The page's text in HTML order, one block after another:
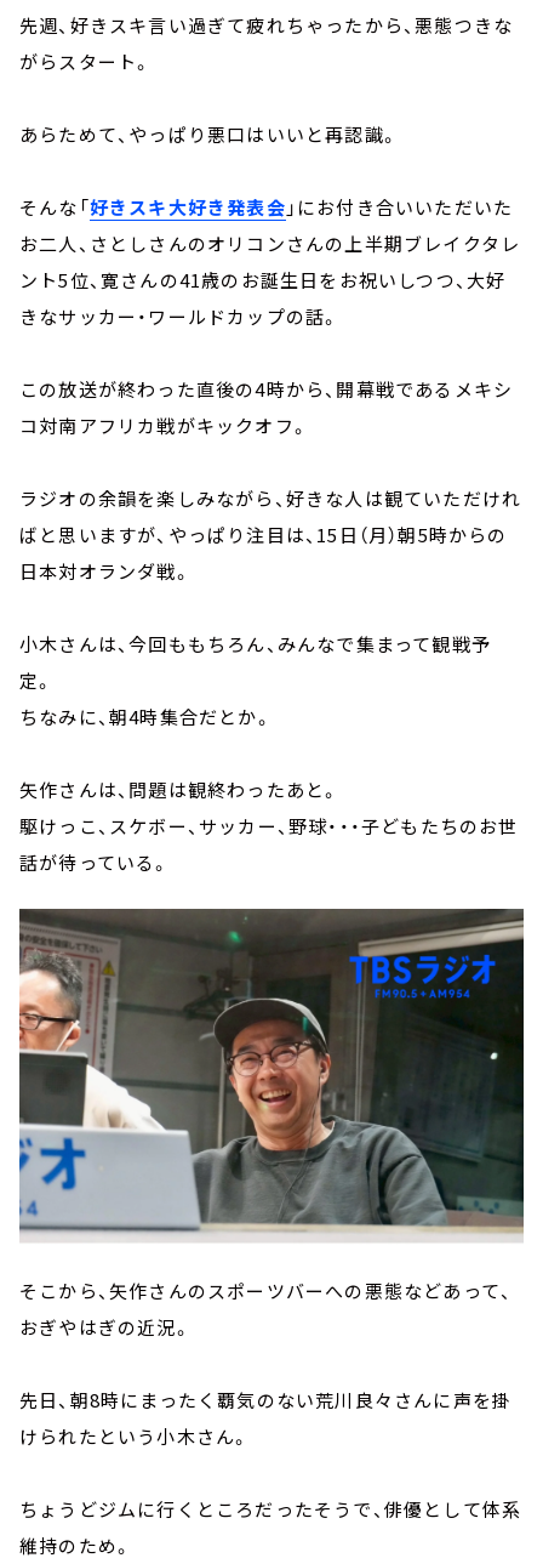
先週、好きスキ言い過ぎて疲れちゃったから、悪態つきな
がらスタート。
あらためて、やっぱり悪口はいいと再認識。
そんな「好きスキ大好き発表会 」にお付き合いいただいた
お二人、さとしさんのオリコンさんの上半期ブレイクタレ
ント5位、寛さんの41歳のお誕生日をお祝いしつつ、大好
きなサッカー・ワールドカップの話。
この放送が終わった直後の4時から、開幕戦であるメキシ
コ対南アフリカ戦がキックオフ。
ラジオの余韻を楽しみながら、好きな人は観ていただけれ
ばと思いますが、やっぱり注目は、15日（月）朝5時からの
日本対オランダ戦。
小木さんは、今回ももちろん、みんなで集まって観戦予
定。
ちなみに、朝4時集合だとか。
矢作さんは、問題は観終わったあと。
駆けっこ、スケボー、サッカー、野球・・・子どもたちのお世
話が待っている。
そこから、矢作さんのスポーツバーへの悪態などあって、
おぎやはぎの近況。
先日、朝8時にまったく覇気のない荒川良々さんに声を掛
けられたという小木さん。
ちょうどジムに行くところだったそうで、俳優として体系
維持のため。